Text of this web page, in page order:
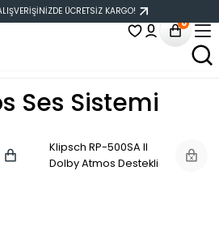
ÜCRETSİZ KARGO!
0
Ses Sistemi
Klipsch RP-500SA II
Dolby Atmos Destekli